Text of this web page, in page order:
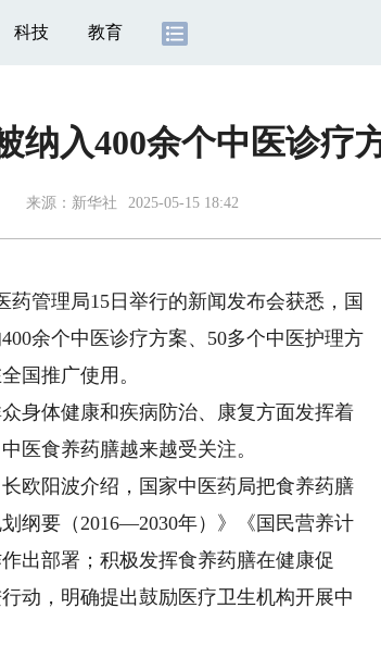
科技 教育
纳入400余个中医诊疗
来源：新华社 2025-05-15 18:42
管理局15日举行的新闻发布会获悉，国
余个中医诊疗方案、50多个中医护理方
国推广使用。
体健康和疾病防治、康复方面发挥着
医食养药膳越来越受关注。
阳波介绍，国家中医药局把食养药膳
纲要（2016—2030年）》《国民营养计
出部署；积极发挥食养药膳在健康促
动，明确提出鼓励医疗卫生机构开展中